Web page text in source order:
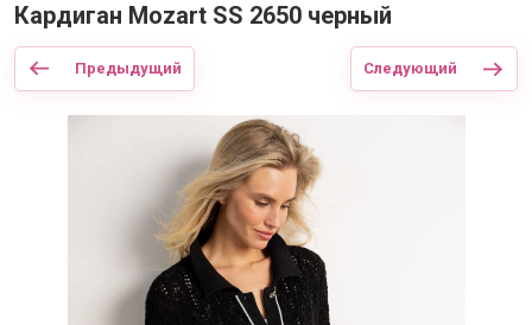
Кардиган Mozart SS 2650 черный
Предыдущий Следующий